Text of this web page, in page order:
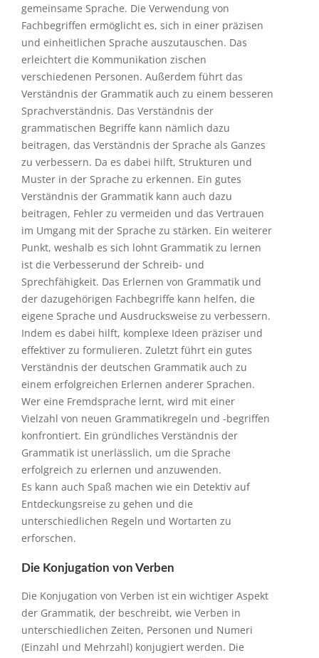
gemeinsame Sprache. Die Verwendung von
Fachbegriffen ermöglicht es, sich in einer präzisen
und einheitlichen Sprache auszutauschen. Das
erleichtert die Kommunikation zischen
verschiedenen Personen. Außerdem führt das
Verständnis der Grammatik auch zu einem besseren
Sprachverständnis. Das Verständnis der
grammatischen Begriffe kann nämlich dazu
beitragen, das Verständnis der Sprache als Ganzes
zu verbessern. Da es dabei hilft, Strukturen und
Muster in der Sprache zu erkennen. Ein gutes
Verständnis der Grammatik kann auch dazu
beitragen, Fehler zu vermeiden und das Vertrauen
im Umgang mit der Sprache zu stärken. Ein weiterer
Punkt, weshalb es sich lohnt Grammatik zu lernen
ist die Verbesserund der Schreib- und
Sprechfähigkeit. Das Erlernen von Grammatik und
der dazugehörigen Fachbegriffe kann helfen, die
eigene Sprache und Ausdrucksweise zu verbessern.
Indem es dabei hilft, komplexe Ideen präziser und
effektiver zu formulieren. Zuletzt führt ein gutes
Verständnis der deutschen Grammatik auch zu
einem erfolgreichen Erlernen anderer Sprachen.
Wer eine Fremdsprache lernt, wird mit einer
Vielzahl von neuen Grammatikregeln und -begriffen
konfrontiert. Ein gründliches Verständnis der
Grammatik ist unerlässlich, um die Sprache
erfolgreich zu erlernen und anzuwenden.
Es kann auch Spaß machen wie ein Detektiv auf
Entdeckungsreise zu gehen und die
unterschiedlichen Regeln und Wortarten zu
erforschen.
Die Konjugation von Verben
Die Konjugation von Verben ist ein wichtiger Aspekt
der Grammatik, der beschreibt, wie Verben in
unterschiedlichen Zeiten, Personen und Numeri
(Einzahl und Mehrzahl) konjugiert werden. Die